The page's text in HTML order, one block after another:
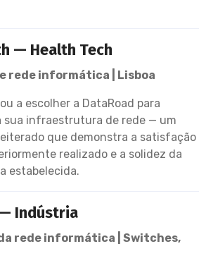
— Health Tech
rede informática | Lisboa
a escolher a DataRoad para
sua infraestrutura de rede — um
que demonstra a satisfação
realizado e a solidez da
estabelecida.
Indústria
rede informática | Switches,